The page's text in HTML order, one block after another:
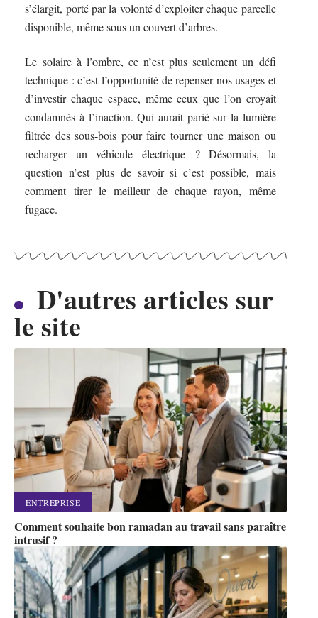
s’élargit, porté par la volonté d’exploiter chaque parcelle
disponible, même sous un couvert d’arbres.
Le solaire à l’ombre, ce n’est plus seulement un défi
technique : c’est l’opportunité de repenser nos usages et
d’investir chaque espace, même ceux que l’on croyait
condamnés à l’inaction. Qui aurait parié sur la lumière
filtrée des sous-bois pour faire tourner une maison ou
recharger un véhicule électrique ? Désormais, la
question n’est plus de savoir si c’est possible, mais
comment tirer le meilleur de chaque rayon, même
fugace.
D'autres articles sur
le site
ENTREPRISE
Comment souhaite bon ramadan au travail sans paraître
intrusif ?